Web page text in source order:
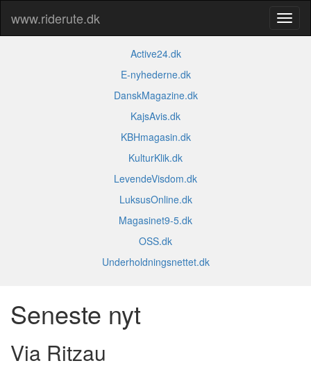
www.riderute.dk
Active24.dk
E-nyhederne.dk
DanskMagazine.dk
KajsAvis.dk
KBHmagasin.dk
KulturKlik.dk
LevendeVisdom.dk
LuksusOnline.dk
Magasinet9-5.dk
OSS.dk
Underholdningsnettet.dk
Seneste nyt
Via Ritzau